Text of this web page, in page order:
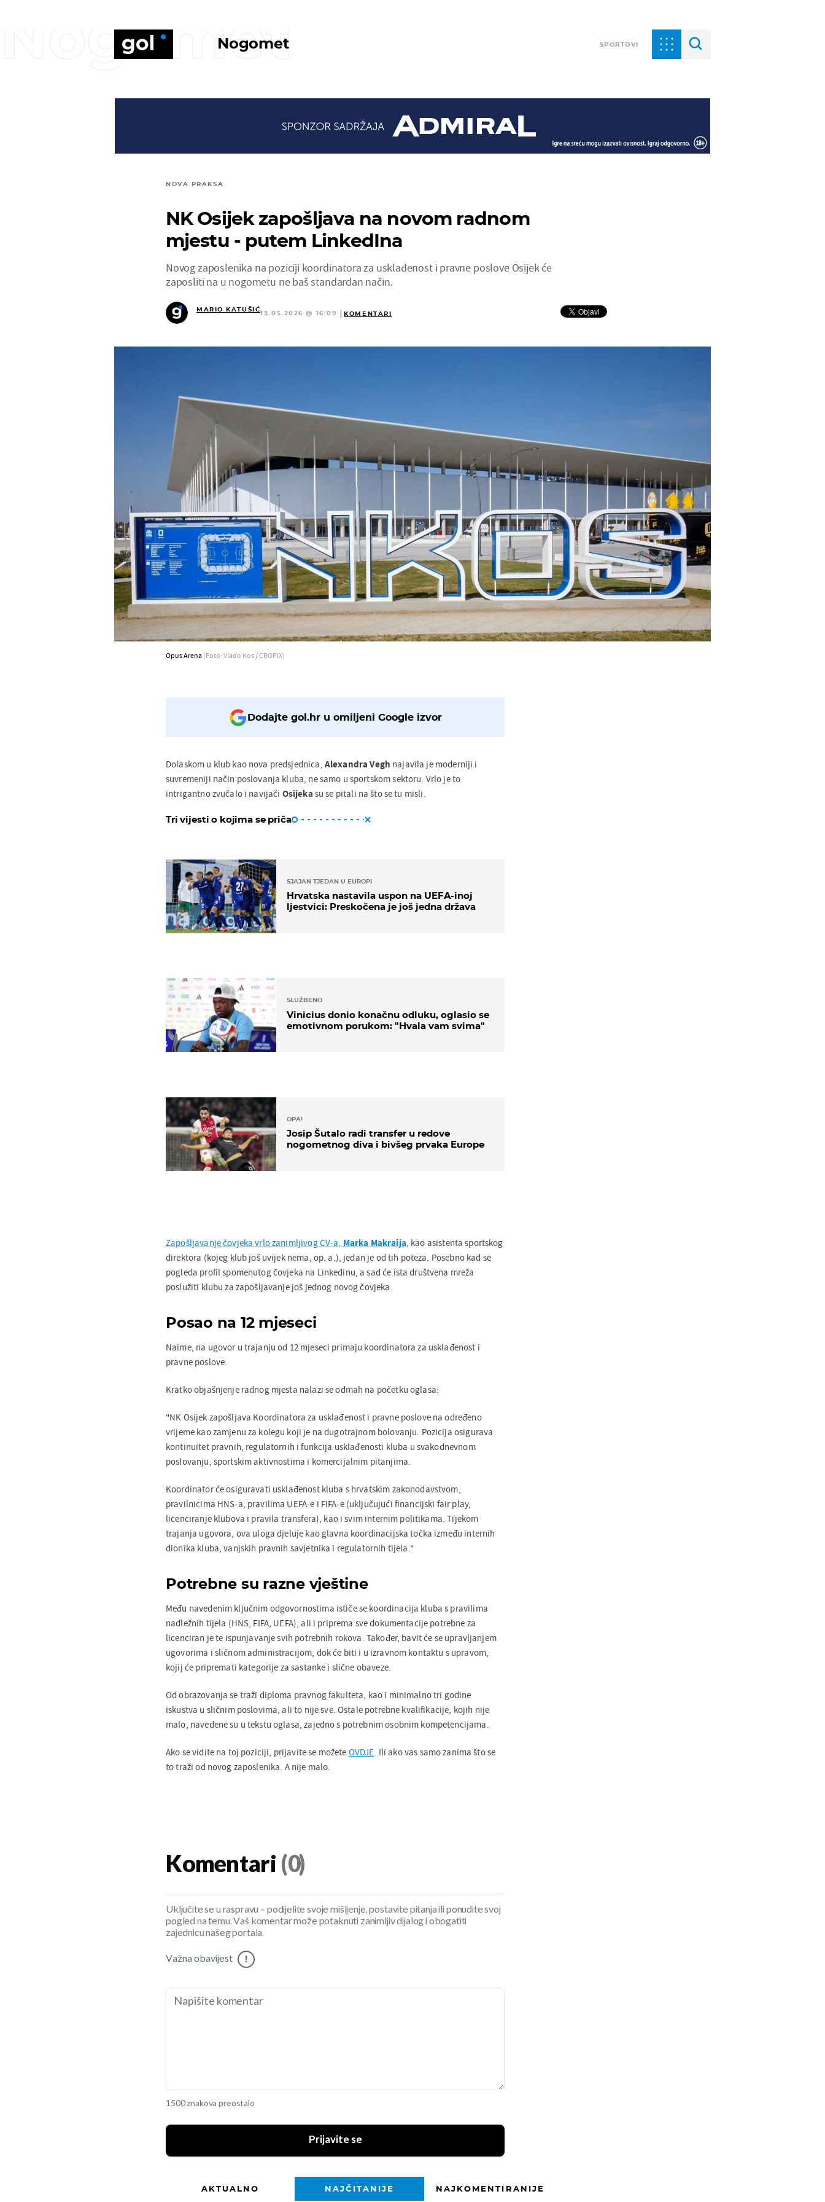
Nogomet SPORTOVI
Nogomet
NOVA PRAKSA
NK Osijek zapošljava na novom radnom
mjestu - putem LinkedIna
Novog zaposlenika na poziciji koordinatora za usklađenost i pravne poslove Osijek će
zaposliti na u nogometu ne baš standardan način.
MARIO KATUŠIĆ
13.05.2026 @ 16:09 KOMENTARI
Opus Arena (Foto: Vlado Kos / CROPIX)
Dodajte gol.hr u omiljeni Google izvor
Dolaskom u klub kao nova predsjednica, Alexandra Vegh najavila je moderniji i
suvremeniji način poslovanja kluba, ne samo u sportskom sektoru. Vrlo je to
intrigantno zvučalo i navijači Osijeka su se pitali na što se tu misli.
Tri vijesti o kojima se priča
SJAJAN TJEDAN U EUROPI
Hrvatska nastavila uspon na UEFA-inoj
ljestvici: Preskočena je još jedna država
SLUŽBENO
Vinicius donio konačnu odluku, oglasio se
emotivnom porukom: "Hvala vam svima"
OPA!
Josip Šutalo radi transfer u redove
nogometnog diva i bivšeg prvaka Europe
Zapošljavanje čovjeka vrlo zanimljivog CV-a, Marka Makraija, kao asistenta sportskog
direktora (kojeg klub još uvijek nema, op. a.), jedan je od tih poteza. Posebno kad se
pogleda profil spomenutog čovjeka na Linkedinu, a sad će ista društvena mreža
poslužiti klubu za zapošljavanje još jednog novog čovjeka.
Posao na 12 mjeseci
Naime, na ugovor u trajanju od 12 mjeseci primaju koordinatora za usklađenost i
pravne poslove.
Kratko objašnjenje radnog mjesta nalazi se odmah na početku oglasa:
"NK Osijek zapošljava Koordinatora za usklađenost i pravne poslove na određeno
vrijeme kao zamjenu za kolegu koji je na dugotrajnom bolovanju. Pozicija osigurava
kontinuitet pravnih, regulatornih i funkcija usklađenosti kluba u svakodnevnom
poslovanju, sportskim aktivnostima i komercijalnim pitanjima.
Koordinator će osiguravati usklađenost kluba s hrvatskim zakonodavstvom,
pravilnicima HNS-a, pravilima UEFA-e i FIFA-e (uključujući financijski fair play,
licenciranje klubova i pravila transfera), kao i svim internim politikama. Tijekom
trajanja ugovora, ova uloga djeluje kao glavna koordinacijska točka između internih
dionika kluba, vanjskih pravnih savjetnika i regulatornih tijela."
Potrebne su razne vještine
Među navedenim ključnim odgovornostima ističe se koordinacija kluba s pravilima
nadležnih tijela (HNS, FIFA, UEFA), ali i priprema sve dokumentacije potrebne za
licenciran je te ispunjavanje svih potrebnih rokova. Također, bavit će se upravljanjem
ugovorima i sličnom administracijom, dok će biti i u izravnom kontaktu s upravom,
kojij će pripremati kategorije za sastanke i slične obaveze.
Od obrazovanja se traži diploma pravnog fakulteta, kao i minimalno tri godine
iskustva u sličnim poslovima, ali to nije sve. Ostale potrebne kvalifikacije, kojih nije
malo, navedene su u tekstu oglasa, zajedno s potrebnim osobnim kompetencijama.
Ako se vidite na toj poziciji, prijavite se možete OVDJE. Ili ako vas samo zanima što se
to traži od novog zaposlenika. A nije malo.
Komentari (0)
Uključite se u raspravu – podijelite svoje mišljenje, postavite pitanja ili ponudite svoj
pogled na temu. Vaš komentar može potaknuti zanimljiv dijalog i obogatiti
zajednicu našeg portala.
Važna obavijest !
1500 znakova preostalo
Prijavite se
AKTUALNO NAJČITANIJE NAJKOMENTIRANIJE